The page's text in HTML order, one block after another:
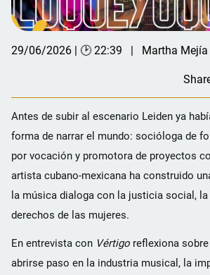
29/06/2026 | 🕑 22:39 Martha Mejía
Antes de subir al escenario Leiden ya
forma de narrar el mundo: socióloga de
por vocación y promotora de proyectos
artista cubano-mexicana ha construido
la música dialoga con la justicia social,
derechos de las mujeres.
En entrevista con Vértigo reflexiona
abrirse paso en la industria musical, la